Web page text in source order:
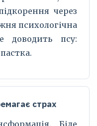
через
психологічна
доводить псу:
страх
Біле